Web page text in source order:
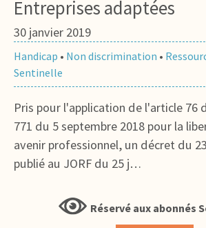
Entreprises adaptées
30 janvier 2019
Handicap • Non discrimination •
Sentinelle
Pris pour l'application de l'article 76
771 du 5 septembre 2018 pour la
avenir professionnel, un décret du
publié au JORF du 25 j…
Réservé aux abonnés